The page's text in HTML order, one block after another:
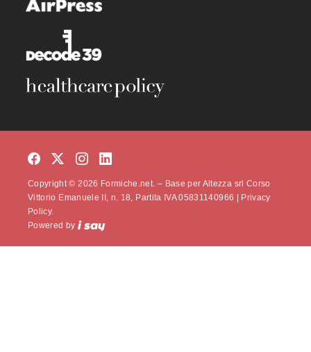
Copyright © 2026 Formiche.net. – Base per Altezza srl Corso
Vittorio Emanuele II, n. 18, Partita IVA 05831140966 |
Privacy
Policy.
Powered by